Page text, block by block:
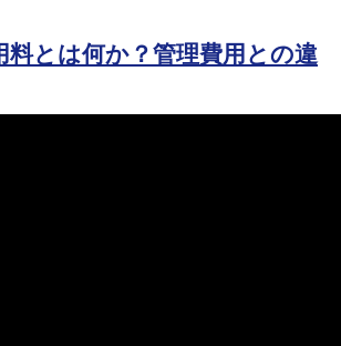
料とは何か？管理費用との違